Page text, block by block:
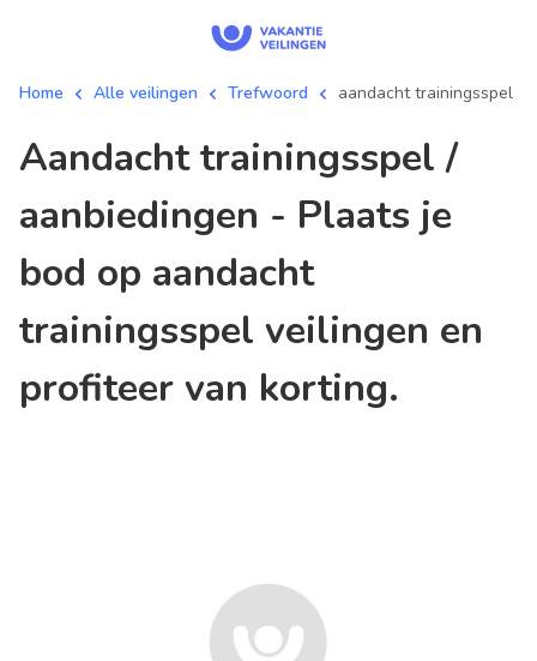
Home Alle veilingen Trefwoord aandacht trainingsspel
aandacht trainingsspel /
aanbiedingen - Plaats je
bod op aandacht
trainingsspel veilingen en
profiteer van korting.